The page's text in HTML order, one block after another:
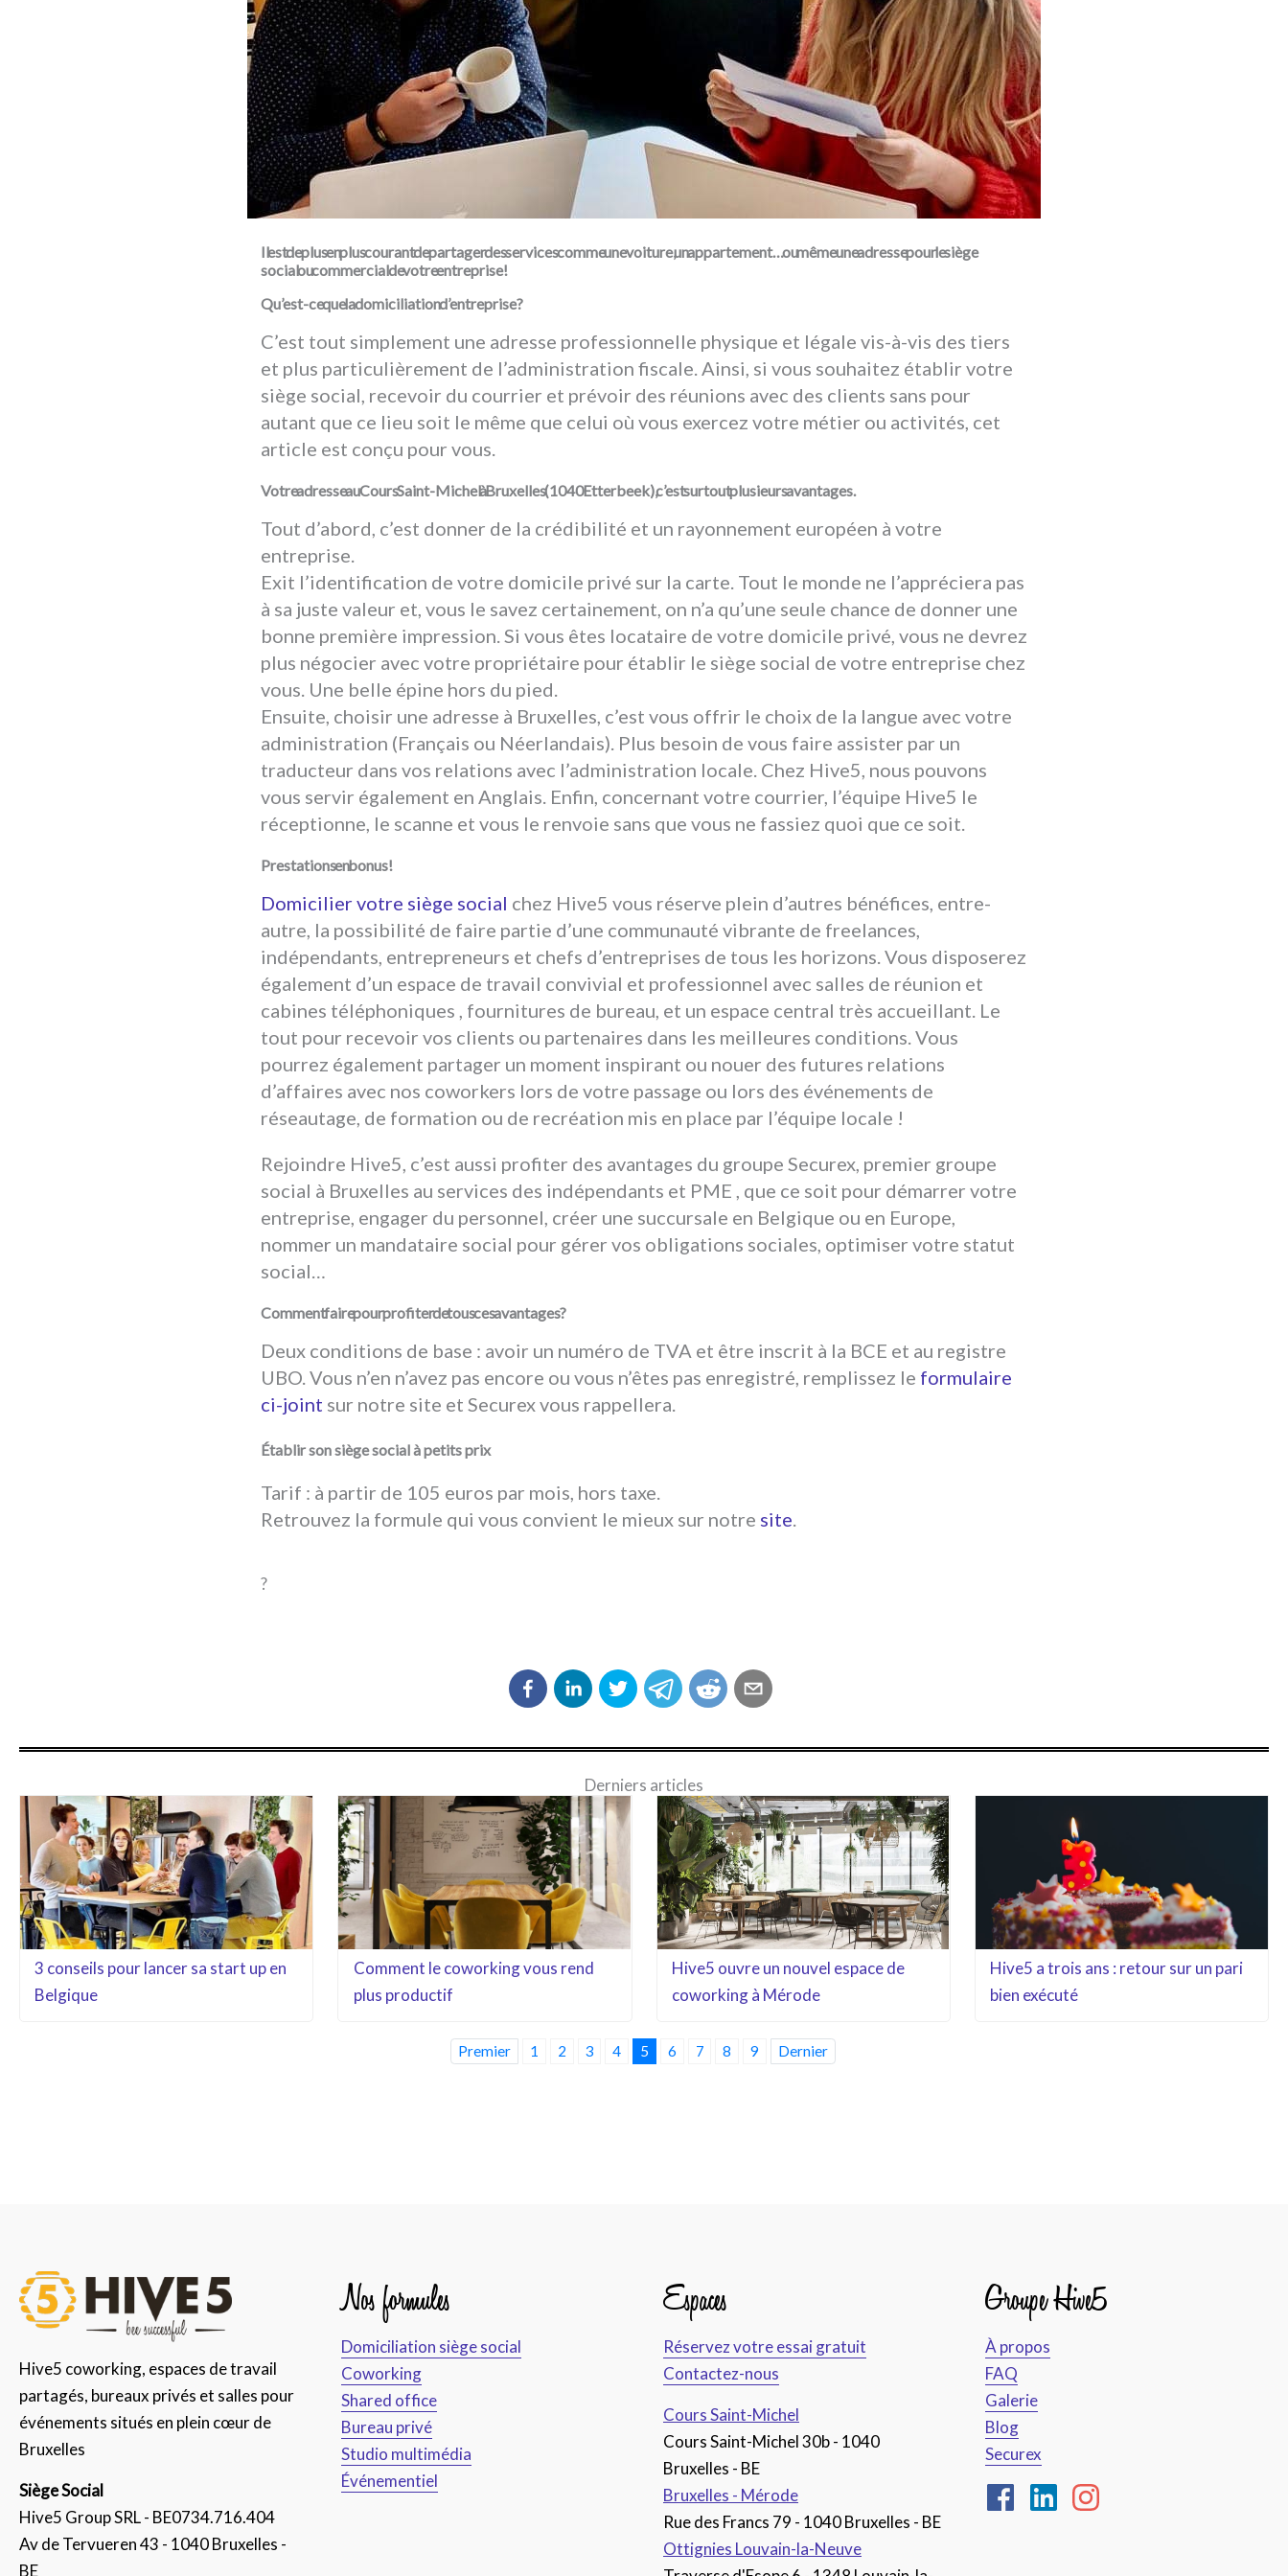
Il est de plus en plus courant de partager des services comme une voiture, un appartement… ou même une adresse pour le siège
social ou commercial de votre entreprise!
Qu’est-ce que la domiciliation d’entreprise?
C’est tout simplement une adresse professionnelle physique et légale vis-à-vis des tiers
et plus particulièrement de l’administration fiscale. Ainsi, si vous souhaitez établir votre
siège social, recevoir du courrier et prévoir des réunions avec des clients sans pour
autant que ce lieu soit le même que celui où vous exercez votre métier ou activités, cet
article est conçu pour vous.
Votre adresse au Cours Saint-Michel à Bruxelles (1040 Etterbeek), c’est surtout plusieurs avantages.
Tout d’abord, c’est donner de la crédibilité et un rayonnement européen à votre
entreprise.
Exit l’identification de votre domicile privé sur la carte. Tout le monde ne l’appréciera pas
à sa juste valeur et, vous le savez certainement, on n’a qu’une seule chance de donner une
bonne première impression. Si vous êtes locataire de votre domicile privé, vous ne devrez
plus négocier avec votre propriétaire pour établir le siège social de votre entreprise chez
vous. Une belle épine hors du pied.
Ensuite, choisir une adresse à Bruxelles, c’est vous offrir le choix de la langue avec votre
administration (Français ou Néerlandais). Plus besoin de vous faire assister par un
traducteur dans vos relations avec l’administration locale. Chez Hive5, nous pouvons
vous servir également en Anglais. Enfin, concernant votre courrier, l’équipe Hive5 le
réceptionne, le scanne et vous le renvoie sans que vous ne fassiez quoi que ce soit.
Domicilier votre siège social chez Hive5 vous réserve plein d’autres bénéfices, entre-
autre, la possibilité de faire partie d’une communauté vibrante de freelances,
indépendants, entrepreneurs et chefs d’entreprises de tous les horizons. Vous disposerez
également d’un espace de travail convivial et professionnel avec salles de réunion et
cabines téléphoniques , fournitures de bureau, et un espace central très accueillant. Le
tout pour recevoir vos clients ou partenaires dans les meilleures conditions. Vous
pourrez également partager un moment inspirant ou nouer des futures relations
d’affaires avec nos coworkers lors de votre passage ou lors des événements de
réseautage, de formation ou de recréation mis en place par l’équipe locale !
Rejoindre Hive5, c’est aussi profiter des avantages du groupe Securex, premier groupe
social à Bruxelles au services des indépendants et PME , que ce soit pour démarrer votre
entreprise, engager du personnel, créer une succursale en Belgique ou en Europe,
nommer un mandataire social pour gérer vos obligations sociales, optimiser votre statut
social…
Comment faire pour profiter de tous ces avantages ?
Deux conditions de base : avoir un numéro de TVA et être inscrit à la BCE et au registre
UBO. Vous n’en n’avez pas encore ou vous n’êtes pas enregistré, remplissez le formulaire
ci-joint sur notre site et Securex vous rappellera.
Établir son siège social à petits prix
Tarif : à partir de 105 euros par mois, hors taxe.
Retrouvez la formule qui vous convient le mieux sur notre site.
?
Derniers articles
3 conseils pour lancer sa start up en
Belgique
Comment le coworking vous rend
plus productif
Hive5 ouvre un nouvel espace de
coworking à Mérode
Hive5 a trois ans : retour sur un pari
bien exécuté
Premier 1 2 3 4 5 6 7 8 9 Dernier
Hive5 coworking, espaces de travail
partagés, bureaux privés et salles pour
événements situés en plein cœur de
Bruxelles
Siège Social
Hive5 Group SRL - BE0734.716.404
Av de Tervueren 43 - 1040 Bruxelles -
BE
Nos formules
Domiciliation siège social
Coworking
Shared office
Bureau privé
Studio multimédia
Événementiel
Espaces
Réservez votre essai gratuit
Contactez-nous
Cours Saint-Michel
Cours Saint-Michel 30b - 1040
Bruxelles - BE
Bruxelles - Mérode
Rue des Francs 79 - 1040 Bruxelles - BE
Ottignies Louvain-la-Neuve
Groupe Hive5
À propos
FAQ
Galerie
Blog
Securex